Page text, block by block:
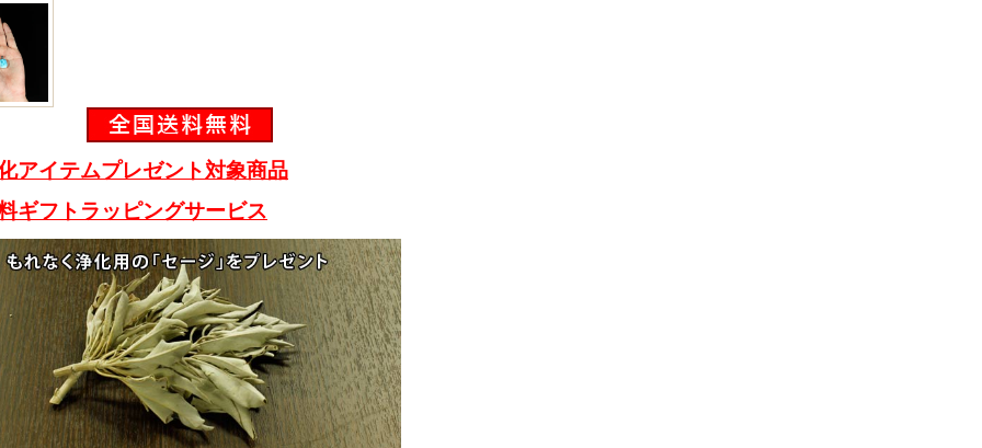
アイテムプレゼント対象商品
ギフトラッピングサービス